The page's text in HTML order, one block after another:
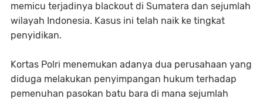
memicu terjadinya blackout di Sumatera dan sejumlah
wilayah Indonesia. Kasus ini telah naik ke tingkat
penyidikan.
Kortas Polri menemukan adanya dua perusahaan yang
diduga melakukan penyimpangan hukum terhadap
pemenuhan pasokan batu bara di mana sejumlah